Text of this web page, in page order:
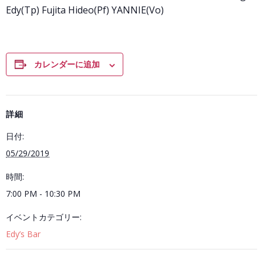
Edy(Tp) Fujita Hideo(Pf) YANNIE(Vo)
カレンダーに追加
詳細
日付:
05/29/2019
時間:
7:00 PM - 10:30 PM
イベントカテゴリー:
Edy’s Bar